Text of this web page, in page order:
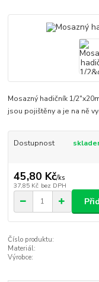
Mosazný hadičník 1/
jsou pojištěny a je na ně
Dostupnost
45,80 Kč/ks
37,85 Kč bez DPH
Číslo produktu:
Materiál:
Výrobce: